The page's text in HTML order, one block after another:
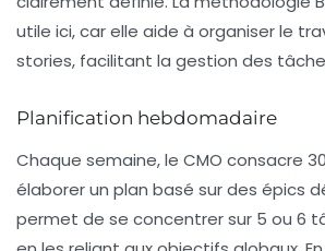
utile ici, car elle aide à organiser le
stories, facilitant la gestion des
Planification hebdomadaire
Chaque semaine, le CMO consacre
élaborer un plan basé sur des épics
permet de se concentrer sur 5 ou 6